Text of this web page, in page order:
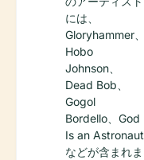
には、
Gloryhammer、
Hobo
Johnson、
Dead Bob、
Gogol
Bordello、God
Is an Astronaut
などが含まれま